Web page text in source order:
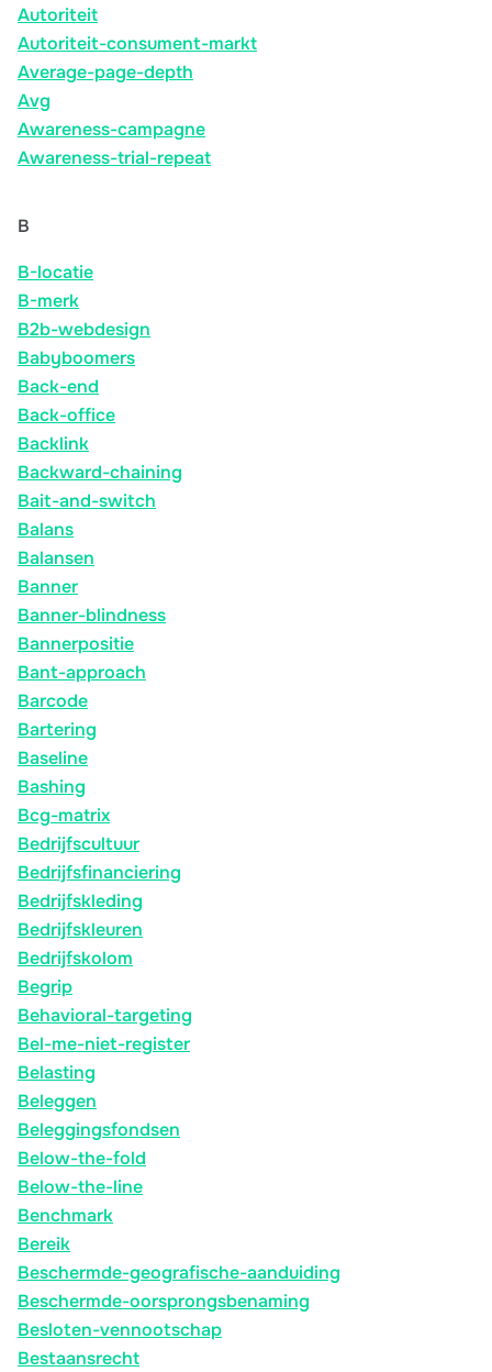
Autoriteit
Autoriteit-consument-markt
Average-page-depth
Avg
Awareness-campagne
Awareness-trial-repeat
B
B-locatie
B-merk
B2b-webdesign
Babyboomers
Back-end
Back-office
Backlink
Backward-chaining
Bait-and-switch
Balans
Balansen
Banner
Banner-blindness
Bannerpositie
Bant-approach
Barcode
Bartering
Baseline
Bashing
Bcg-matrix
Bedrijfscultuur
Bedrijfsfinanciering
Bedrijfskleding
Bedrijfskleuren
Bedrijfskolom
Begrip
Behavioral-targeting
Bel-me-niet-register
Belasting
Beleggen
Beleggingsfondsen
Below-the-fold
Below-the-line
Benchmark
Bereik
Beschermde-geografische-aanduiding
Beschermde-oorsprongsbenaming
Besloten-vennootschap
Bestaansrecht